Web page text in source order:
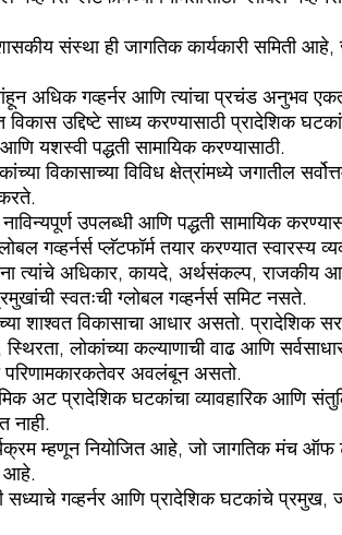
संस्था ही जागतिक कार्यकारी समिती
अधिक गव्हर्नर आणि त्यांचा प्रचंड अनुभव
उद्दिष्टे साध्य करण्यासाठी प्रादेशिक
आणि यशस्वी पद्धती सामायिक करण्यासाठी.
विकासाच्या विविध क्षेत्रांमध्ये जगातील
उपलब्धी आणि पद्धती सामायिक
गव्हर्नर्स प्लॅटफॉर्म तयार करण्यात स्वारस्य
त्यांचे अधिकार, कायदे, अर्थसंकल्प, राजकीय
स्वतःची ग्लोबल गव्हर्नर्स समिट नसते.
शाश्वत विकासाचा आधार असतो. प्रादेशिक
लोकांच्या कल्याणाची वाढ आणि
परिणामकारकतेवर अवलंबून असतो.
अट प्रादेशिक घटकांचा व्यावहारिक आणि
नाही.
म्हणून नियोजित आहे, जो जागतिक मंच
आहे.
सध्याचे गव्हर्नर आणि प्रादेशिक घटकांचे प्रमुख,